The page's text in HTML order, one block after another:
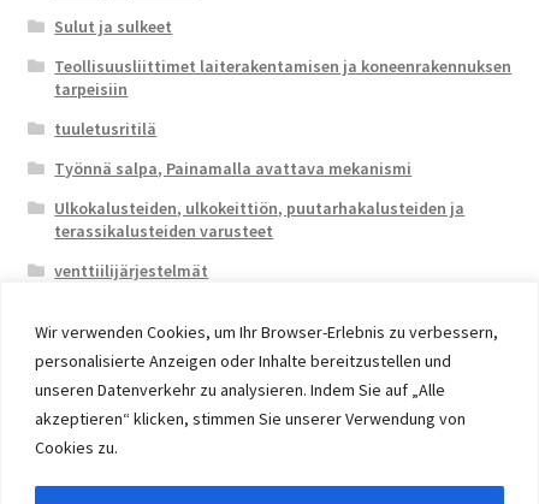
Wir verwenden Cookies, um Ihr Browser-Erlebnis zu verbessern,
personalisierte Anzeigen oder Inhalte bereitzustellen und
unseren Datenverkehr zu analysieren. Indem Sie auf „Alle
akzeptieren“ klicken, stimmen Sie unserer Verwendung von
Cookies zu.
Sulut ja sulkeet
Teollisuusliittimet laiterakentamisen ja koneenrakennuksen
tarpeisiin
tuuletusritilä
Työnnä salpa, Painamalla avattava mekanismi
Ulkokalusteiden, ulkokeittiön, puutarhakalusteiden ja
terassikalusteiden varusteet
venttiilijärjestelmät
© 2026 Eruon Trade UG, Germany, member of the ERUON